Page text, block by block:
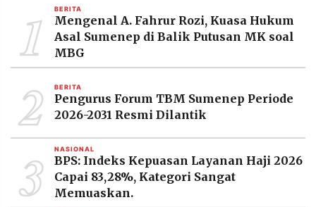
1 BERITA
Mengenal A. Fahrur Rozi, Kuasa Hukum
Asal Sumenep di Balik Putusan MK soal
MBG
2 BERITA
Pengurus Forum TBM Sumenep Periode
2026-2031 Resmi Dilantik
3 NASIONAL
BPS: Indeks Kepuasan Layanan Haji 2026
Capai 83,28%, Kategori Sangat
Memuaskan.